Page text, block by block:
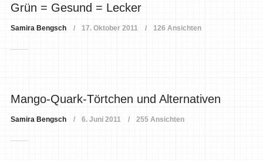
Grün = Gesund = Lecker
Samira Bengsch 17. Oktober 2011 126 Ansichten
Mango-Quark-Törtchen und Alternativen
Samira Bengsch 6. Juni 2011 255 Ansichten